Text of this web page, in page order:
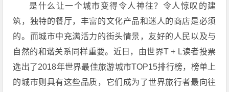
是什么让一个城市变得令人神往？令人惊叹的建
筑，独特的餐厅，丰富的文化产品和迷人的商店是必须
的。而城市中充满活力的街头情景，友好的人民以及与
自然的和谐关系同样重要。近日，由世界T + L读者投票
选出了2018年世界最佳旅游城市TOP15排行榜，榜单上
的城市则具有这些品质，它们成为了世界旅行者最向往